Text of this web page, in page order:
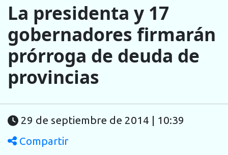
La presidenta y 17
gobernadores firmarán
prórroga de deuda de
provincias
29 de septiembre de 2014 | 10:39
Compartir